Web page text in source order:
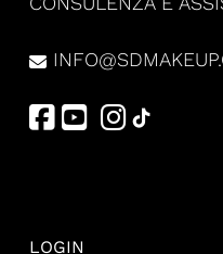
LOGIN